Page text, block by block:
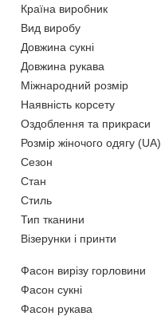
Країна виробник
Вид виробу
Довжина сукні
Довжина рукава
Міжнародний розмір
Наявність корсету
Оздоблення та прикраси
Розмір жіночого одягу (UA)
Сезон
Стан
Стиль
Тип тканини
Візерунки і принти
Фасон вирізу горловини
Фасон сукні
Фасон рукава